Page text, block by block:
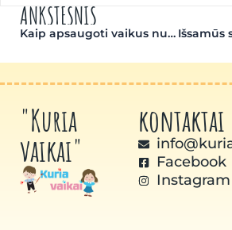
ANKSTESNIS
Kaip apsaugoti vaikus nuo nepažįstamų suaugusiųjų, turinčių blogų ketinimų
"Kuria
vaikai"
kontaktai
Facebook
Instagram